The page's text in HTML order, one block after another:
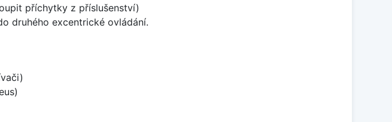
příchytky z příslušenství)
druhého excentrické ovládání.